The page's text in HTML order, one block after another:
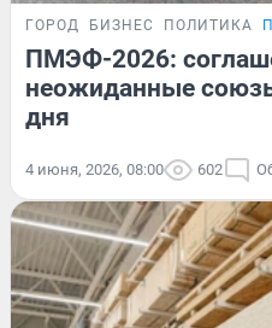
ГОРОД БИЗНЕС ПОЛИТИКА
ПМЭФ-2026:
неожиданные
дня
4 июня, 2026, 08:00 602